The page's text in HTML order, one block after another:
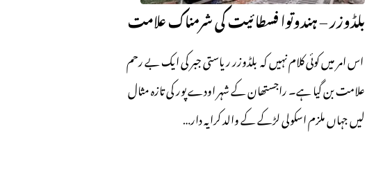
بلڈوزر – ہندوتوا فسطائیت کی شرمناک علامت
اس امر میں کوئی کلام نہیں کہ بلڈوزر ریاستی جبر کی ایک بے رحم
علامت بن گیا ہے۔ راجستھان کے شہر اودے پور کی تازہ مثال
لیں جہاں ملزم اسکولی لڑکے کے والد کرایہ دار…